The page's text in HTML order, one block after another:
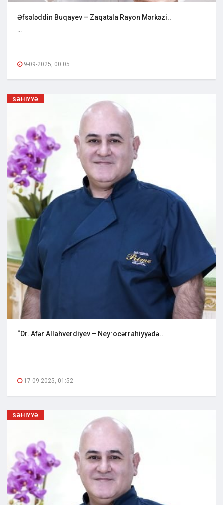
Əfsələddin Buqayev – Zaqatala Rayon Mərkəzi..
9-09-2025, 00:05
SƏHIYYƏ
“Dr. Afər Allahverdiyev – Neyrocərrahiyyədə..
17-09-2025, 01:52
SƏHIYYƏ